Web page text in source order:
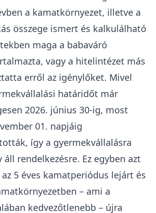
úgy a kamattámogatás
Az esetek
a kamat összege
mint a folyósított
összege.
mely szerint
fizetünk vissza, és
legtöbbször meghaladja a
összegét, csak a
napját követően igényelt
esetében irányadó, tehát
a gyermekvállalási határidő
azokra nem alkalmazható.